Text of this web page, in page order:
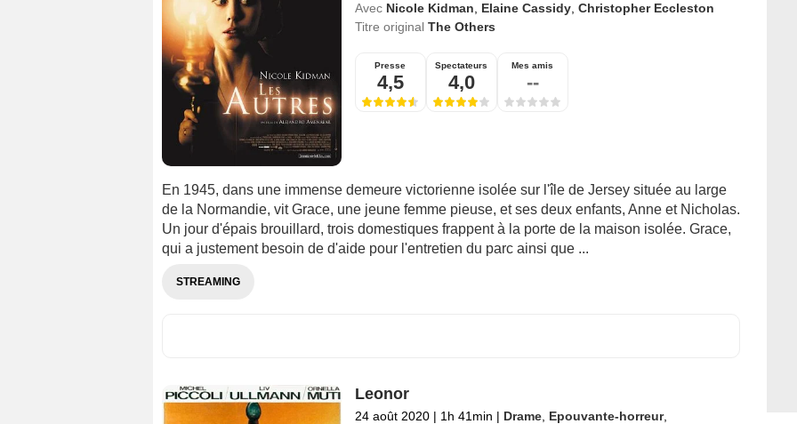
Avec Nicole Kidman Elaine Cassidy, Christopher Eccleston
Titre original The Others
Presse
4,5
Spectateurs
4,0
Mes amis
--
En 1945, dans une immense demeure victorienne isolée sur l'île de Jersey située au large
de la Normandie, vit Grace, une jeune femme pieuse, et ses deux enfants, Anne et Nicholas.
Un jour d'épais brouillard, trois domestiques frappent à la porte de la maison isolée. Grace,
qui a justement besoin de d'aide pour l'entretien du parc ainsi que ...
STREAMING
Leonor
24 août 2020 | 1h 41min | Drame, Epouvante-horreur,